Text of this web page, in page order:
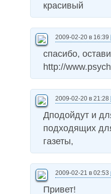
красивый
2009-02-20 в 16:39
cпасибо,
http://
2009-02-20 в 21:28
Дподойдут и
подходящих
газеты,
2009-02-21 в 02:53
Привет!